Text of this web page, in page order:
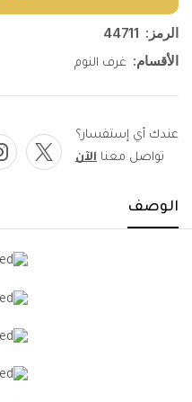
الرمز: 44711
الأقسام: غرف النوم
عندك أي إستفسار؟
تواصل معنا الآن
الوصف